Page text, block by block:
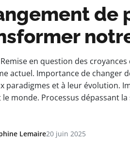
de
Remise en question des
actuel. Importance de changer
paradigmes et à leur évolution.
le monde. Processus dépassant
Lemaire20 juin 2025